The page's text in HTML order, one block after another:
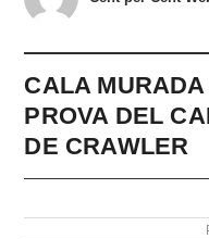
CALA
PROVA DEL
DE CRAWLER